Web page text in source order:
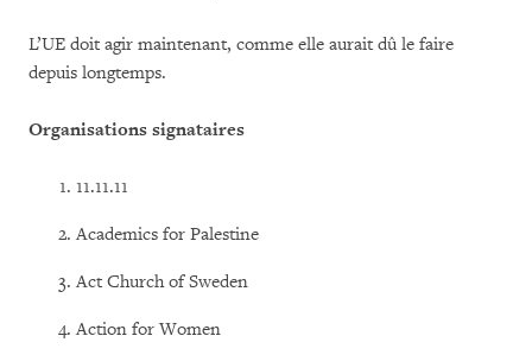
L’UE doit agir maintenant, comme elle aurait dû le faire
depuis longtemps.
Organisations signataires
11.11.11
Academics for Palestine
Act Church of Sweden
Action for Women